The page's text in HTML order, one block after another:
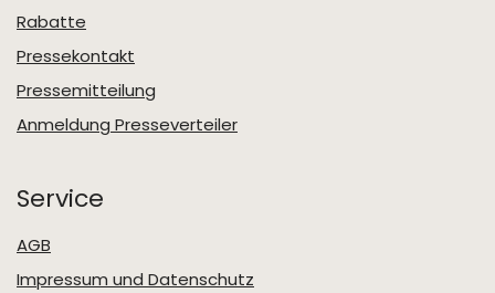
Rabatte
Pressekontakt
Pressemitteilung
Anmeldung Presseverteiler
Service
AGB
Impressum und Datenschutz